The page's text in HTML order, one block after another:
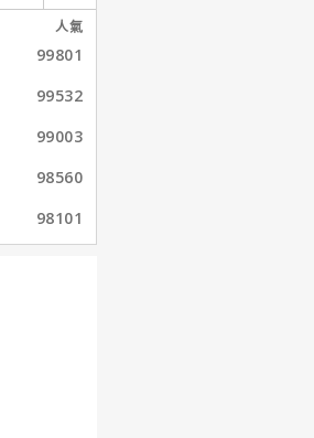
人氣
99801
99532
99003
98560
98101